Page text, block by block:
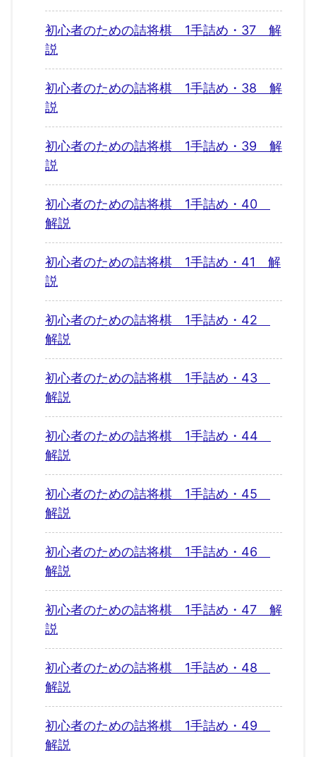
初心者のための詰将棋 1手詰め・37 解
説
初心者のための詰将棋 1手詰め・38 解
説
初心者のための詰将棋 1手詰め・39 解
説
初心者のための詰将棋 1手詰め・40
解説
初心者のための詰将棋 1手詰め・41 解
説
初心者のための詰将棋 1手詰め・42
解説
初心者のための詰将棋 1手詰め・43
解説
初心者のための詰将棋 1手詰め・44
解説
初心者のための詰将棋 1手詰め・45
解説
初心者のための詰将棋 1手詰め・46
解説
初心者のための詰将棋 1手詰め・47 解
説
初心者のための詰将棋 1手詰め・48
解説
初心者のための詰将棋 1手詰め・49
解説